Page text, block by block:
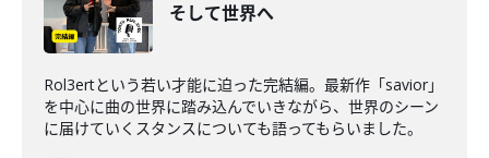
そして世界へ
Rol3ertという若い才能に迫った完結編。最新作「savior」
を中心に曲の世界に踏み込んでいきながら、世界のシーン
に届けていくスタンスについても語ってもらいました。